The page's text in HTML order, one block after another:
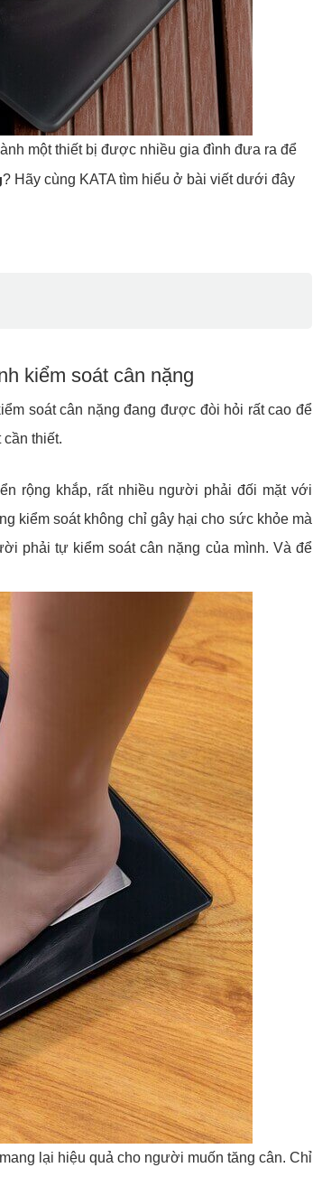
một thiết bị được nhiều gia đình đưa ra để
? Hãy cùng KATA tìm hiểu ở bài viết dưới đây
kiểm soát cân nặng
soát cân nặng đang được đòi hỏi rất cao để
thiết.
rộng khắp, rất nhiều người phải đối mặt với
kiểm soát không chỉ gây hại cho sức khỏe mà
phải tự kiểm soát cân nặng của mình. Và để
lại hiệu quả cho người muốn tăng cân. Chỉ